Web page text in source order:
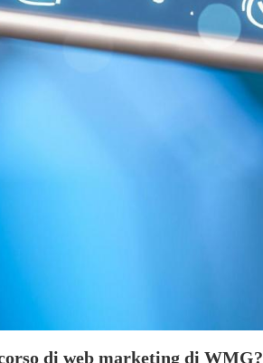
di web marketing di WMG?